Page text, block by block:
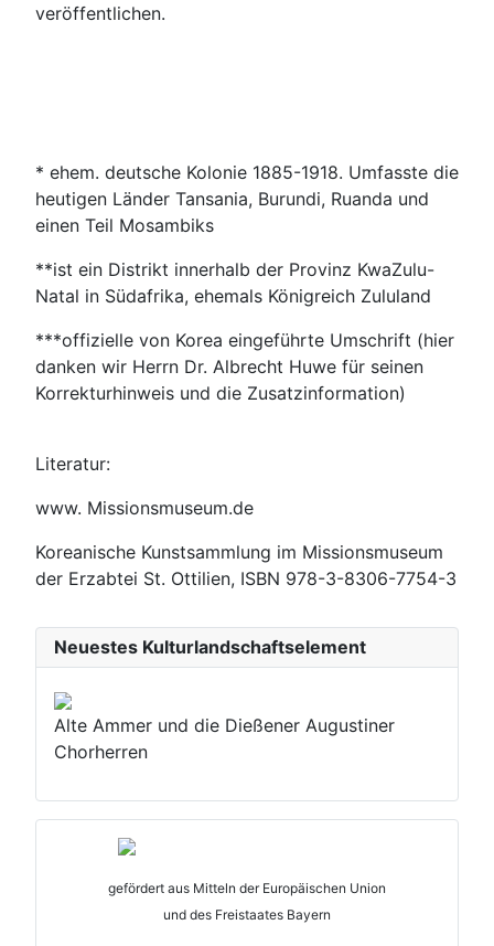
veröffentlichen.
* ehem. deutsche Kolonie 1885-1918. Umfasste die
heutigen Länder Tansania, Burundi, Ruanda und
einen Teil Mosambiks
**ist ein Distrikt innerhalb der Provinz KwaZulu-
Natal in Südafrika, ehemals Königreich Zululand
***offizielle von Korea eingeführte Umschrift (hier
danken wir Herrn Dr. Albrecht Huwe für seinen
Korrekturhinweis und die Zusatzinformation)
Literatur:
www. Missionsmuseum.de
Koreanische Kunstsammlung im Missionsmuseum
der Erzabtei St. Ottilien, ISBN 978-3-8306-7754-3
Neuestes Kulturlandschaftselement
Alte Ammer und die Dießener Augustiner
Chorherren
gefördert aus Mitteln der Europäischen Union
und des Freistaates Bayern